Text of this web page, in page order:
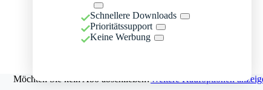
Schnellere Downloads
Prioritätssupport
Keine Werbung
Möchten Sie kein Abo abschließen?Weitere Kaufoptionen